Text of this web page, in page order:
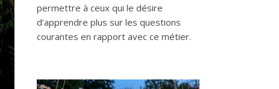
permettre à ceux qui le désire
d’apprendre plus sur les questions
courantes en rapport avec ce métier.